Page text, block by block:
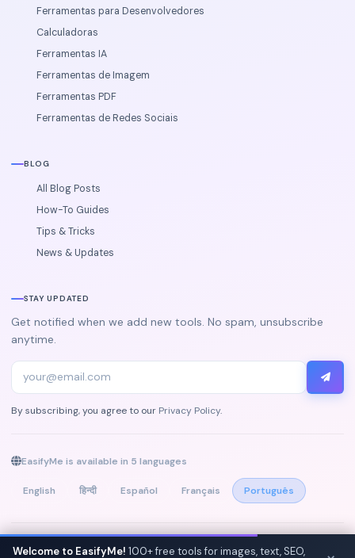
Ferramentas para Desenvolvedores
Calculadoras
Ferramentas IA
Ferramentas de Imagem
Ferramentas PDF
Ferramentas de Redes Sociais
BLOG
All Blog Posts
How-To Guides
Tips & Tricks
News & Updates
STAY UPDATED
Get notified when we add new tools. No spam, unsubscribe
anytime.
By subscribing, you agree to our Privacy Policy.
EasifyMe is available in 5 languages
English हिन्दी Español Français Português
© 2026 EasifyMe. All rights reserved. Made with♥for the internet.
Welcome to EasifyMe! 100+ free tools for images, text, SEO,